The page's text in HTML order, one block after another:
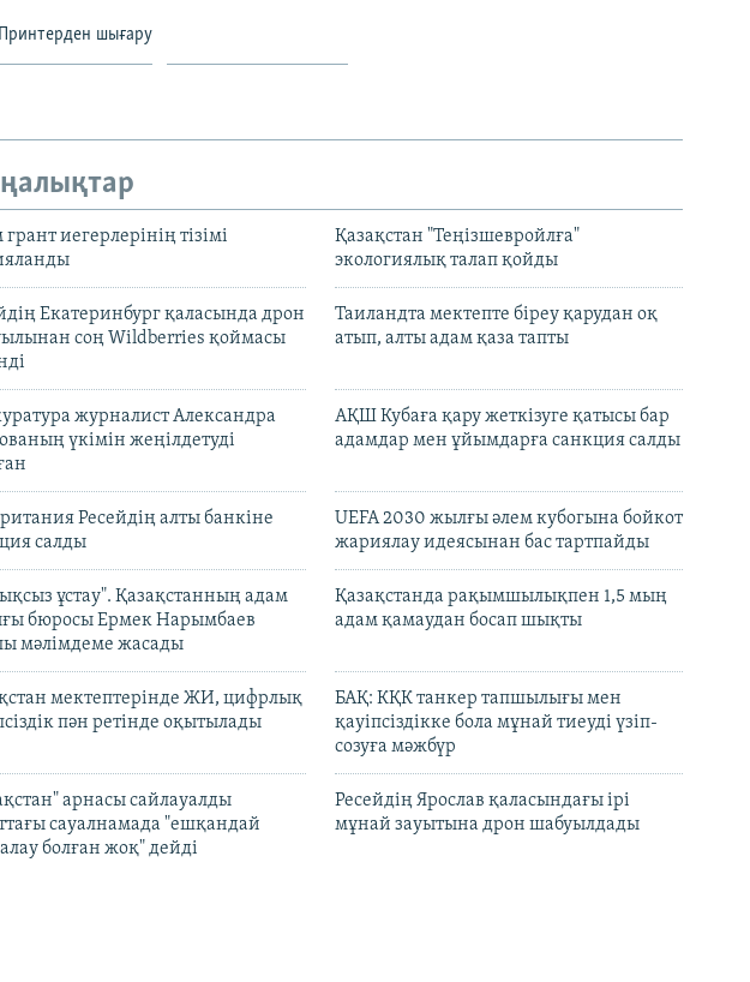
Принтерден шығару
грант иегерлерінің тізімі
Қазақстан "Теңізшевройлға"
экологиялық талап қойды
Екатеринбург қаласында дрон
соң Wildberries қоймасы
Таиландта мектепте біреу қарудан оқ
атып, алты адам қаза тапты
журналист Александра
үкімін жеңілдетуді
АҚШ Кубаға қару жеткізуге қатысы бар
адамдар мен ұйымдарға санкция салды
Ресейдің алты банкіне
салды
UEFA 2030 жылғы әлем кубогына бойкот
жариялау идеясынан бас тартпайды
ұстау". Қазақстанның адам
бюросы Ермек Нарымбаев
мәлімдеме жасады
Қазақстанда рақымшылықпен 1,5 мың
адам қамаудан босап шықты
мектептерінде ЖИ, цифрлық
пән ретінде оқытылады
БАҚ: КҚК танкер тапшылығы мен
қауіпсіздікке бола мұнай тиеуді үзіп-
созуға мәжбүр
арнасы сайлауалды
сауалнамада "ешқандай
болған жоқ" дейді
Ресейдің Ярослав қаласындағы ірі
мұнай зауытына дрон шабуылдады